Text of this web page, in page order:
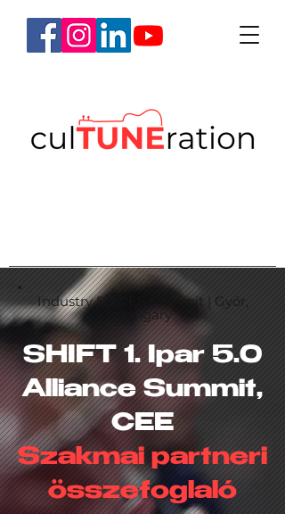
Industry 5.0 CEE Summit | Győr,
Hungary
SHIFT 1. Ipar 5.0
Alliance Summit,
CEE
Szakmai partneri
összefoglaló